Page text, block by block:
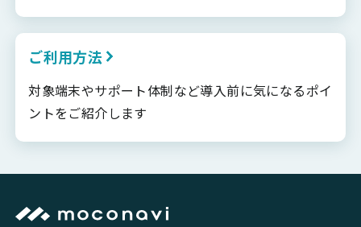
ご利用方法
対象端末やサポート体制など導入前に気になるポイ
ントをご紹介します